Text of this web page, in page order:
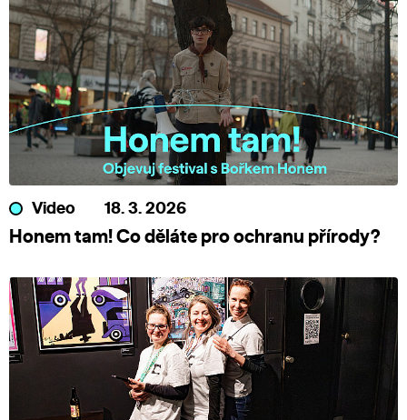
Video 18. 3. 2026
Honem tam! Co děláte pro ochranu přírody?